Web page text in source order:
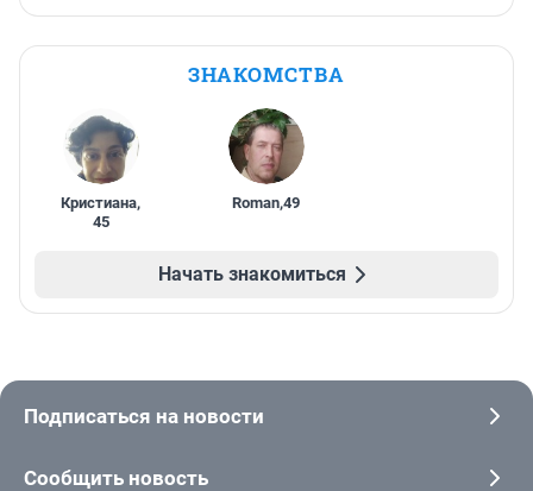
ЗНАКОМСТВА
Кристиана,
45
Roman,49
Начать знакомиться
Подписаться на новости
Сообщить новость